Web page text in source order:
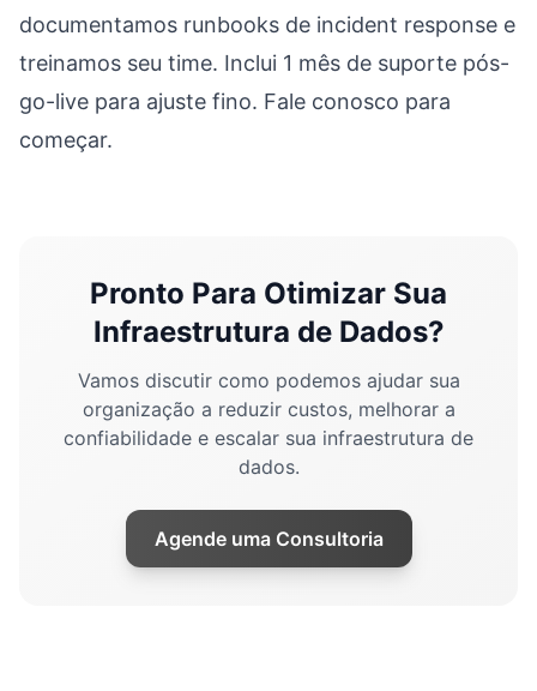
documentamos runbooks de incident response e
treinamos seu time. Inclui 1 mês de suporte pós-
go-live para ajuste fino. Fale conosco para
começar.
Pronto Para Otimizar Sua
Infraestrutura de Dados?
Vamos discutir como podemos ajudar sua
organização a reduzir custos, melhorar a
confiabilidade e escalar sua infraestrutura de
dados.
Agende uma Consultoria